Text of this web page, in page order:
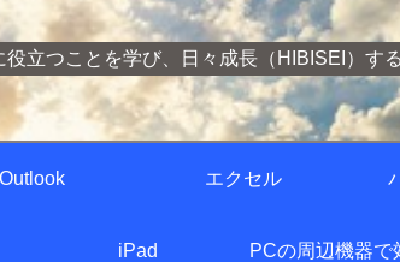
立つことを学び、日々成長（HIBISEI）す
Outlook エクセル
iPad PCの周辺機器で